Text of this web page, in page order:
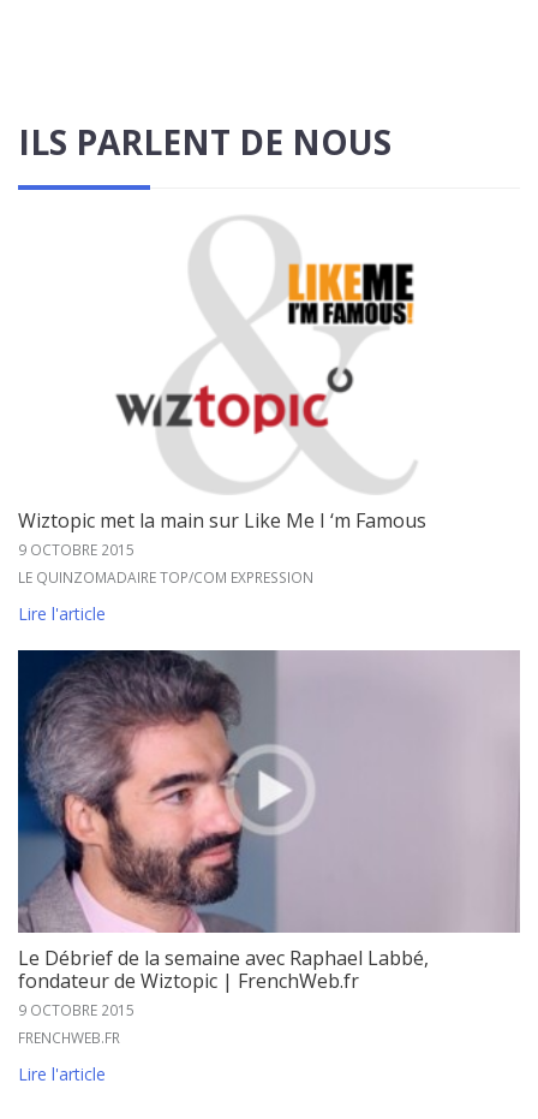
ILS PARLENT DE NOUS
Wiztopic met la main sur Like Me I ‘m Famous
9 OCTOBRE 2015
LE QUINZOMADAIRE TOP/COM EXPRESSION
Lire l'article
Le Débrief de la semaine avec Raphael Labbé,
fondateur de Wiztopic | FrenchWeb.fr
9 OCTOBRE 2015
FRENCHWEB.FR
Lire l'article